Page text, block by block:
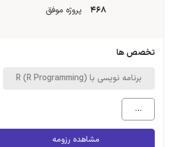
468
پروژه موفق
تخصص ها
برنامه نویسی با R (R Programming)
...
مشاهده رزومه